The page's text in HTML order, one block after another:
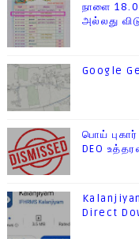
நாளை
அல்லது
Google
பொய்
DEO
Direct